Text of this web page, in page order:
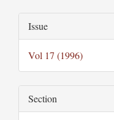
Article
Content
Article
Details
Issue
Vol 17 (1996)
Section